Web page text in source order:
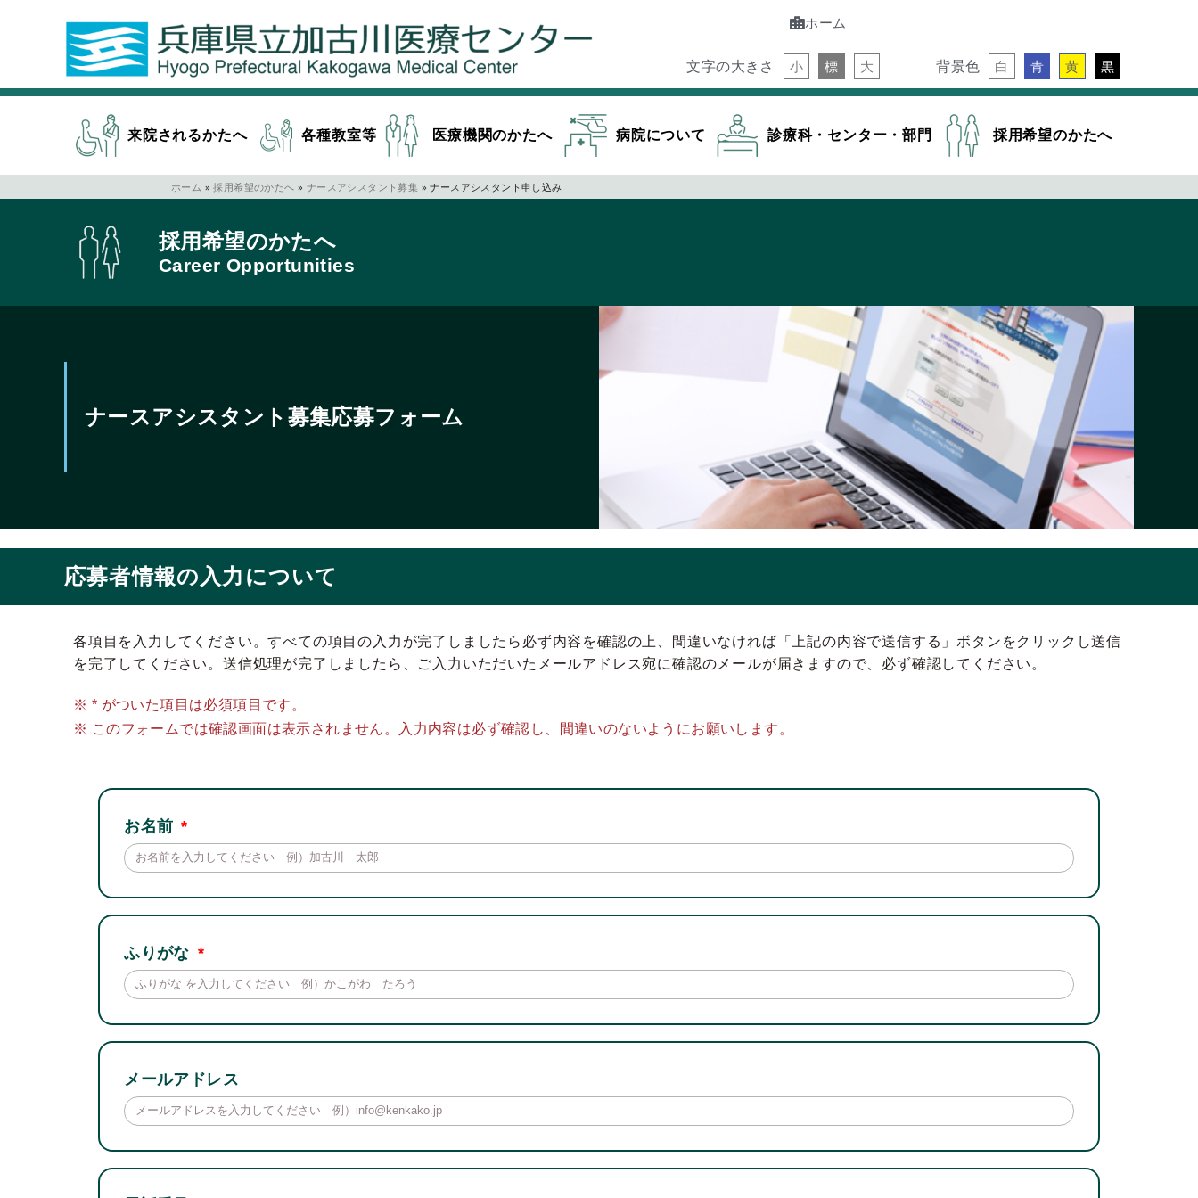
ホーム
文字の大きさ 小 標 大 背景色 白 青 黄 黒
来院されるかたへ 各種教室等 医療機関のかたへ 病院について 診療科・センター・部門 採用希望のかたへ
ホーム » 採用希望のかたへ » ナースアシスタント募集 » ナースアシスタント申し込み
採用希望のかたへ
Career Opportunities
ナースアシスタント募集応募フォーム
応募者情報の入力について
各項目を入力してください。すべての項目の入力が完了しましたら必ず内容を確認の上、間違いなければ「上記の内容で送信する」ボタンをクリックし送信
を完了してください。送信処理が完了しましたら、ご入力いただいたメールアドレス宛に確認のメールが届きますので、必ず確認してください。
※ * がついた項目は必須項目です。
※ このフォームでは確認画面は表示されません。入力内容は必ず確認し、間違いのないようにお願いします。
お名前
ふりがな
メールアドレス